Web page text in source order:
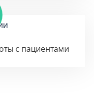
с пациентами